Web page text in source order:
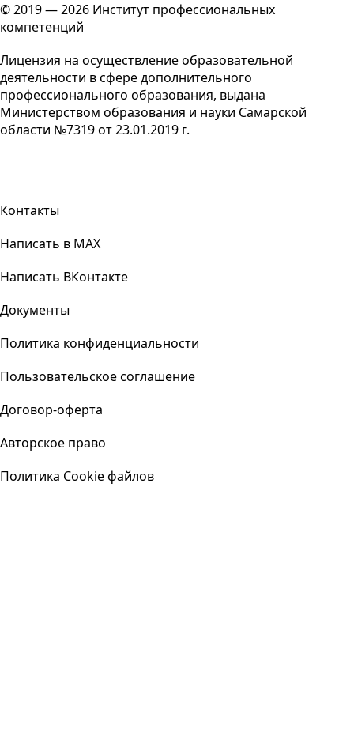
© 2019 — 2026 Институт профессиональных
компетенций
Лицензия на осуществление образовательной
деятельности в сфере дополнительного
профессионального образования, выдана
Министерством образования и науки Самарской
области №7319 от 23.01.2019 г.
Контакты
Написать в MAX
Написать ВКонтакте
Документы
Политика конфиденциальности
Пользовательское соглашение
Договор-оферта
Авторское право
Политика Cookie файлов